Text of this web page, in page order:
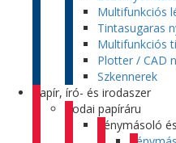
Multifunkciós
Tintasugaras
Multifunkciós
Plotter / CAD
Szkennerek
Papír, író- és irodaszer
Irodai papíráru
Fénymásoló